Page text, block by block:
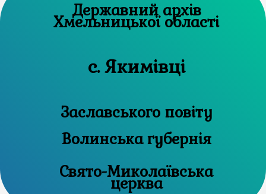
Державний архів
Хмельницької області
с. Якимівці
Заславського повіту
Волинська губернія
Свято-Миколаївська
церква